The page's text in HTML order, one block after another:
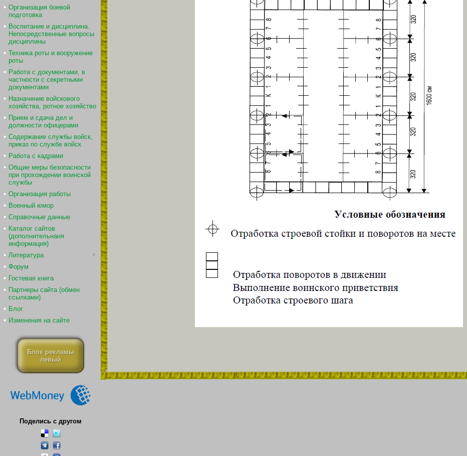
Организация боевой
подготовка
Воспитание и дисциплина.
Непосредственные вопросы
дисциплины
Техника роты и вооружение
роты
Работа с документами, в
частности с секретными
документами
Назначение войскового
хозяйства, ротное хозяйство
Прием и сдача дел и
должности офицерами
Содержание службы войск,
приказ по службе войск
Работа с кадрами
Общие меры безопасности
при прохождении воинской
службы
Организация работы
Военный юмор
Справочные данные
Каталог сайтов
(дополнительнаня
информация)
Литература
Форум
Гостевая книга
Партнеры сайта (обмен
ссылками)
Блог
Изменения на сайте
Блок рекламы
левый
Поделись с другом